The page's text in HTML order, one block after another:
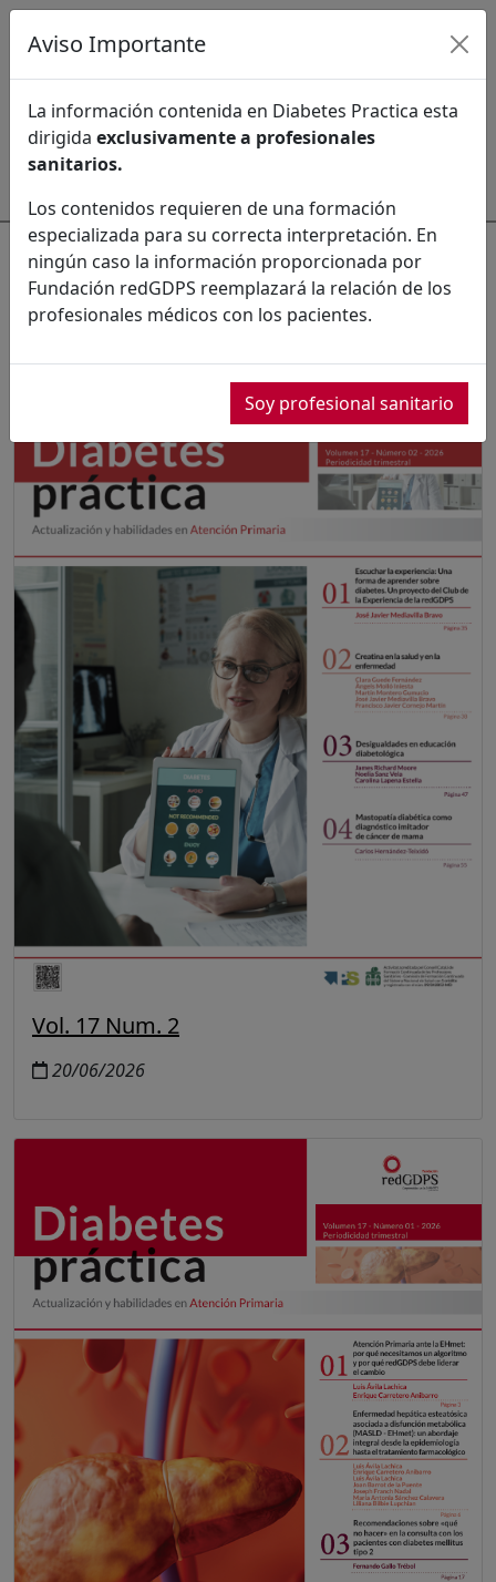
Aviso Importante
La información contenida en Diabetes Practica esta
dirigida exclusivamente a profesionales
sanitarios.
Los contenidos requieren de una formación
especializada para su correcta interpretación. En
ningún caso la información proporcionada por
Fundación redGDPS reemplazará la relación de los
profesionales médicos con los pacientes.
Soy profesional sanitario
Monográficos
Ahead of print Comités
Números ordinarios 6
2026
Vol. 17 Num. 2
20/06/2026